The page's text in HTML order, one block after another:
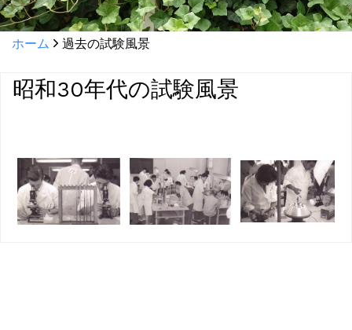
ホーム 過去の試験風景
昭和30年代の試験風景